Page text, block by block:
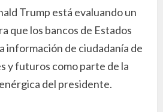
Trump está evaluando un
que los bancos de Estados
información de ciudadanía de
y futuros como parte de la
del presidente.